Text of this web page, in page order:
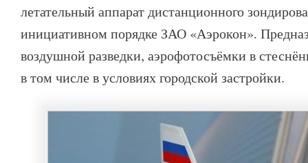
летательный аппарат дистанционного
инициативном порядке ЗАО «Аэрокон».
воздушной разведки, аэрофотосъёмки в
в том числе в условиях городской застройки.